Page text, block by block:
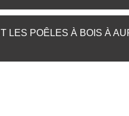
LES POÊLES À BOIS À